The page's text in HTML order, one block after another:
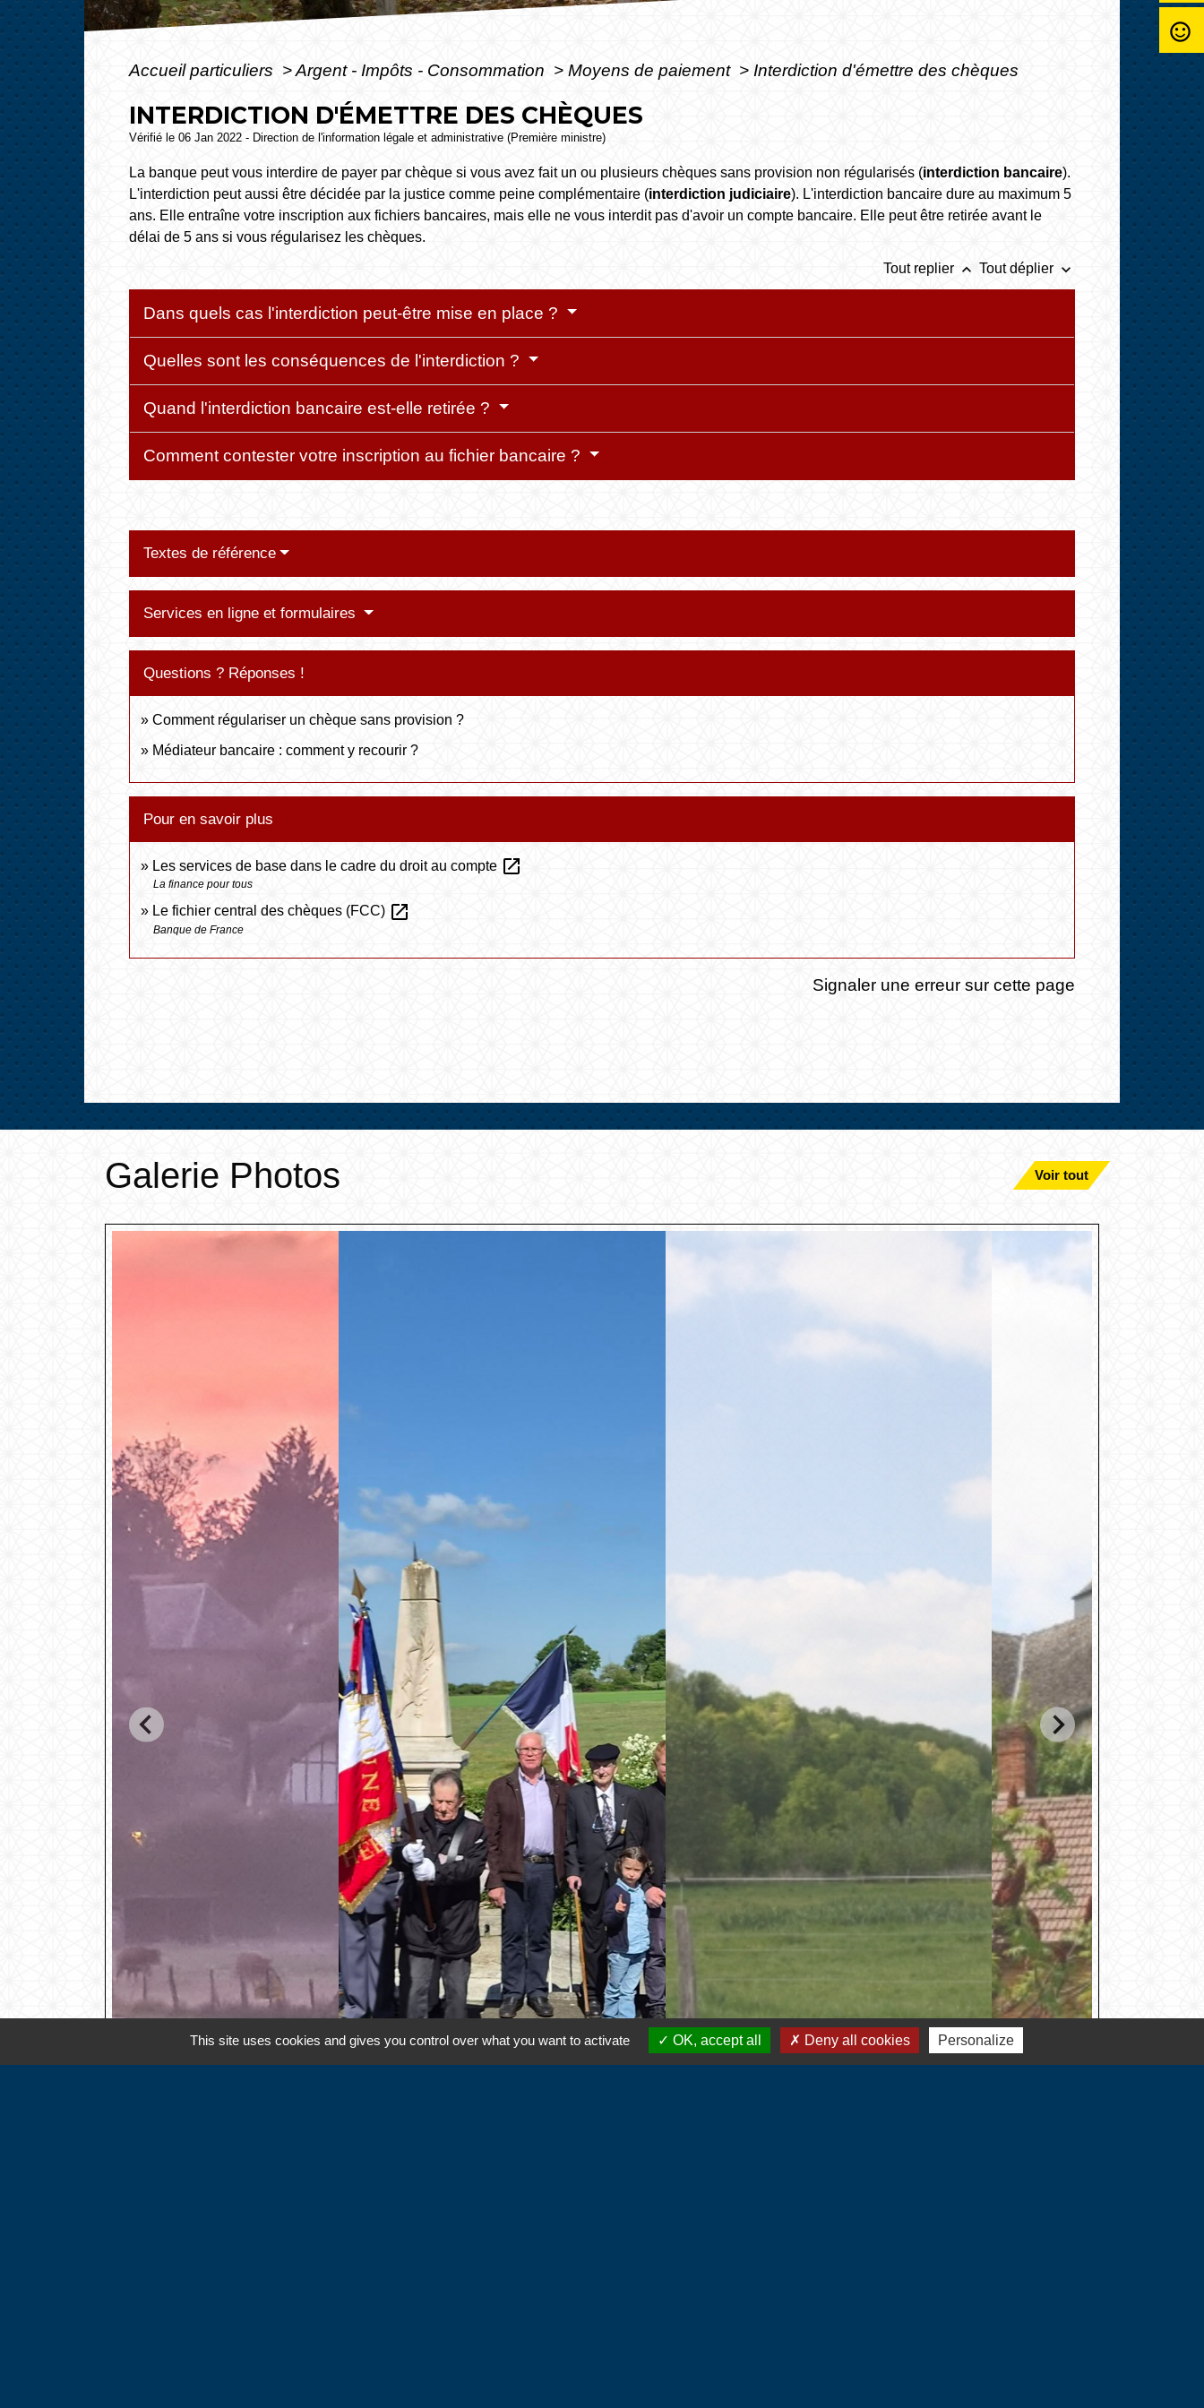
Accueil particuliers >Argent - Impôts - Consommation > Moyens de paiement > Interdiction d'émettre des chèques
INTERDICTION D'ÉMETTRE DES CHÈQUES
Vérifié le 06 Jan 2022 - Direction de l'information légale et administrative (Première ministre)
La banque peut vous interdire de payer par chèque si vous avez fait un ou plusieurs chèques sans provision non régularisés (interdiction bancaire).
L'interdiction peut aussi être décidée par la justice comme peine complémentaire (interdiction judiciaire). L'interdiction bancaire dure au maximum 5
ans. Elle entraîne votre inscription aux fichiers bancaires, mais elle ne vous interdit pas d'avoir un compte bancaire. Elle peut être retirée avant le
délai de 5 ans si vous régularisez les chèques.
Tout replier keyboard_arrow_up Tout déplier keyboard_arrow_down
Dans quels cas l'interdiction peut-être mise en place ?
Quelles sont les conséquences de l'interdiction ?
Quand l'interdiction bancaire est-elle retirée ?
Comment contester votre inscription au fichier bancaire ?
Textes de référence
Services en ligne et formulaires
Questions ? Réponses !
Comment régulariser un chèque sans provision ?
Médiateur bancaire : comment y recourir ?
Pour en savoir plus
Les services de base dans le cadre du droit au compte open_in_new
La finance pour tous
Le fichier central des chèques (FCC) open_in_new
Banque de France
Signaler une erreur sur cette page
Galerie Photos Voir tout
sentiment_satisfied_alt
This site uses cookies and gives you control over what you want to activate OK, accept all Deny all cookies Personalize